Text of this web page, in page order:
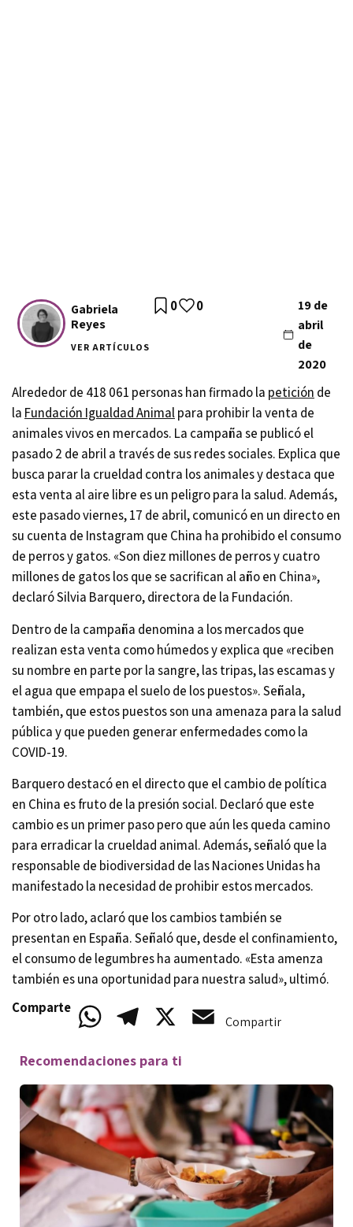
Gabriela
Reyes
VER ARTÍCULOS
19 de
abril
de
2020
0 0
Alrededor de 418 061 personas han firmado la petición de
la Fundación Igualdad Animalpara prohibir la venta de
animales vivos en mercados. La campaña se publicó el
pasado 2 de abril a través de sus redes sociales. Explica que
busca parar la crueldad contra los animales y destaca que
esta venta al aire libre es un peligro para la salud. Además,
este pasado viernes, 17 de abril, comunicó en un directo en
su cuenta de Instagram que China ha prohibido el consumo
de perros y gatos. «Son diez millones de perros y cuatro
millones de gatos los que se sacrifican al año en China»,
declaró Silvia Barquero, directora de la Fundación.
Dentro de la campaña denomina a los mercados que
realizan esta venta como húmedos y explica que «reciben
su nombre en parte por la sangre, las tripas, las escamas y
el agua que empapa el suelo de los puestos». Señala,
también, que estos puestos son una amenaza para la salud
pública y que pueden generar enfermedades como la
COVID-19.
Barquero destacó en el directo que el cambio de política
en China es fruto de la presión social. Declaró que este
cambio es un primer paso pero que aún les queda camino
para erradicar la crueldad animal. Además, señaló que la
responsable de biodiversidad de las Naciones Unidas ha
manifestado la necesidad de prohibir estos mercados.
Por otro lado, aclaró que los cambios también se
presentan en España. Señaló que, desde el confinamiento,
el consumo de legumbres ha aumentado. «Esta amenza
también es una oportunidad para nuestra salud», ultimó.
Comparte
WhatsAppTelegram Email
Compartir
Recomendaciones para ti